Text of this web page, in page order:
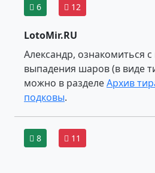
6 12
LotoMir.RU
Александр, ознакомиться
выпадения шаров (в виде
можно в разделеАрхив
подковы.
8 11